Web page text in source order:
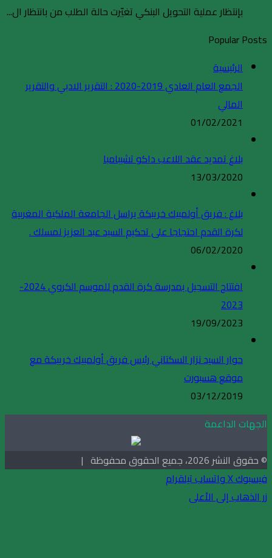
بإنتظار عملية التحويل البنكي تغيّرت حالة الطلب من بانتظار ال...
Popular Posts
الرئيسية
الجمع العام العادي 2019-2020 : التقرير الادبي والتقرير
المالي
01/02/2021
بلاغ تمديد عقد اللاعب داكو تشيبامبا
13/03/2020
بلاغ : فريق أولمبيك خريبكة يراسل الجامعة الملكية المغربية
لكرة القدم احتجاجا على تحكيم السيد عبد العزيز لمسلك .
06/02/2020
افتتاح التسجيل بمدرسة كرة القدم للموسم الكروي 2024-
2023
19/09/2023
حوار السيد نزار السكتاني رئيس فريق أولمبيك خريبكة مع
موقع هسبورت
03/12/2019
الجهات الداعمة
© حقوق النشر 2026، جميع الحقوق محفوظة |
فيسبوكXواتسابتيلقرام
زر الذهاب إلى الأعلى